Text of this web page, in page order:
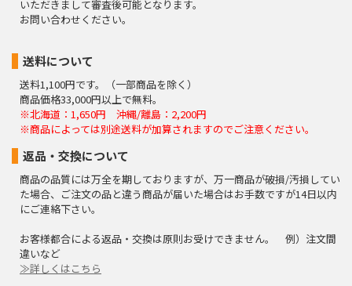
（１０）個人情報の任意性について
ますが、お願いした個人情報を提供して頂けない場合、本来の適
不利益を生じる場合があります。
（１１）個人情報保護方針
当社ホームページの個人情報保護方針を ご覧下さい。
2020年11月1日改定
株式会社 システムグラフィ 代表取締役 児玉修一
いただきまして審査後可能となります。
お問い合わせください。
送料について
送料1,100円です。（一部商品を除く）
商品価格33,000円以上で無料。
※北海道：1,650円 沖縄/離島：2,200円
※商品によっては別途送料が加算されますのでご注意ください。
返品・交換について
商品の品質には万全を期しておりますが、万一商品が破損/汚損してい
た場合、ご注文の品と違う商品が届いた場合はお手数ですが14日以内
にご連絡下さい。
お客様都合による返品・交換は原則お受けできません。 例）注文間
違いなど
≫詳しくはこちら